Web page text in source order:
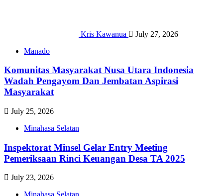
Kris Kawanua
July 27, 2026
Manado
Komunitas Masyarakat Nusa Utara Indonesia
Wadah Pengayom Dan Jembatan Aspirasi
Masyarakat
July 25, 2026
Minahasa Selatan
Inspektorat Minsel Gelar Entry Meeting
Pemeriksaan Rinci Keuangan Desa TA 2025
July 23, 2026